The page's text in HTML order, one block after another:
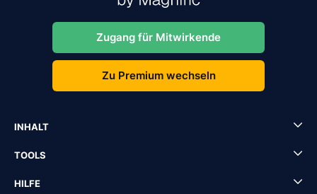
Zugang für Mitwirkende
Zu Premium wechseln
INHALT
TOOLS
HILFE